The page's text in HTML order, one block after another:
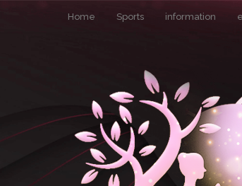
Home Sports information